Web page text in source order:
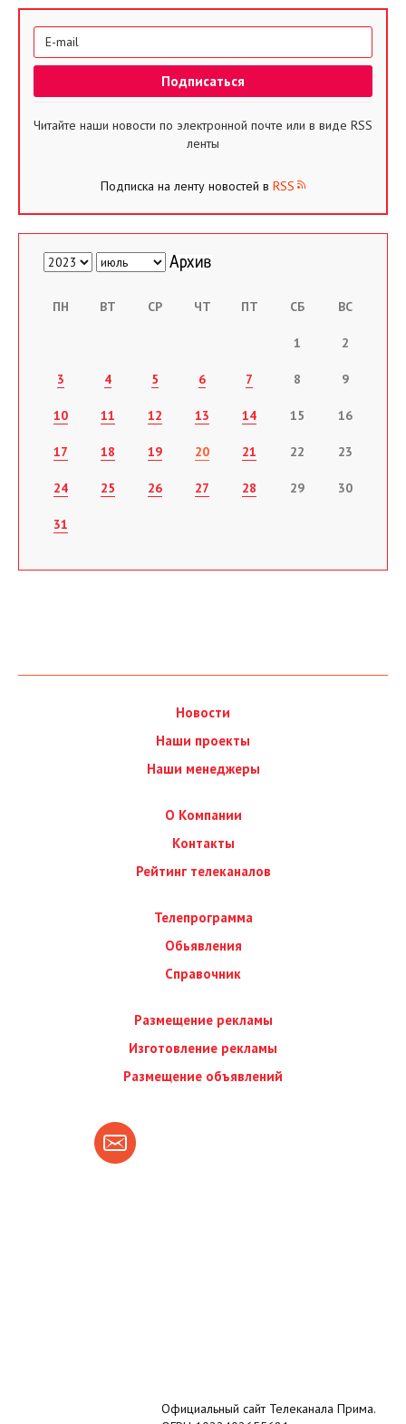
Читайте наши новости по электронной почте или в виде RSS
ленты
Подписка на ленту новостей в RSS
ПН ВТ СР ЧТ ПТ СБ ВС
1 2
3 4 5 6 7 8 9
10 11 12 13 14 15 16
17 18 19 20 21 22 23
24 25 26 27 28 29 30
31
Новости
Наши проекты
Наши менеджеры
О Компании
Контакты
Рейтинг телеканалов
Телепрограмма
Обьявления
Справочник
Размещение рекламы
Изготовление рекламы
Размещение объявлений
Официальный сайт Телеканала Прима.